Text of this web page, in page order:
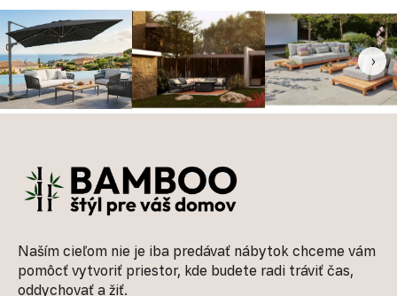
‹ ›
Naším cieľom nie je iba predávať nábytok chceme vám
pomôcť vytvoriť priestor, kde budete radi tráviť čas,
oddychovať a žiť.